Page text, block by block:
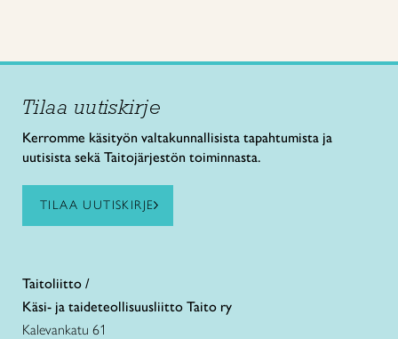
Tilaa uutiskirje
Kerromme käsityön valtakunnallisista tapahtumista ja
uutisista sekä Taitojärjestön toiminnasta.
TILAA UUTISKIRJE
Taitoliitto /
Käsi- ja taideteollisuusliitto Taito ry
Kalevankatu 61